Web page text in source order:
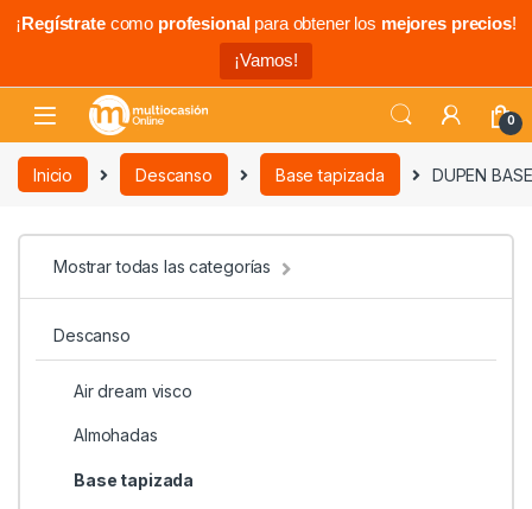
¡Regístratecomo profesionalpara obtener los mejores precios!
¡Vamos!
0
Inicio Descanso Base tapizada DUPEN
Mostrar todas las categorías
Descanso
Air dream visco
Almohadas
Base tapizada